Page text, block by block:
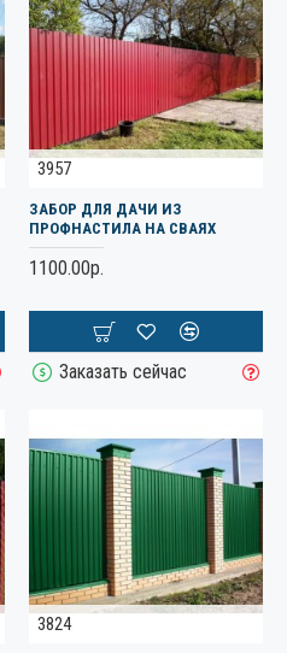
3957
ЗАБОР ДЛЯ ДАЧИ ИЗ
ПРОФНАСТИЛА НА СВАЯХ
1100.00р.
Заказать сейчас
3824